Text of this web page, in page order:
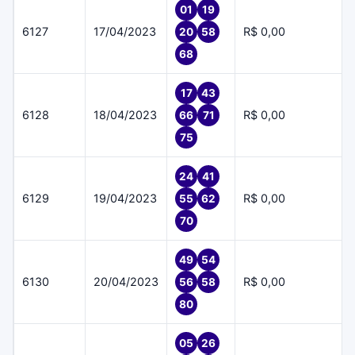
6127 17/04/2023
01
19
20
58
68
R$ 0,00
6128 18/04/2023
17
43
66
71
75
R$ 0,00
6129 19/04/2023
24
41
55
62
70
R$ 0,00
6130 20/04/2023
49
54
56
58
80
R$ 0,00
05 26